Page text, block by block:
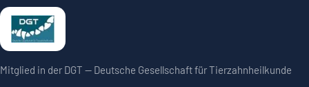
Mitglied in der DGT — Deutsche Gesellschaft für Tierzahnheilkunde